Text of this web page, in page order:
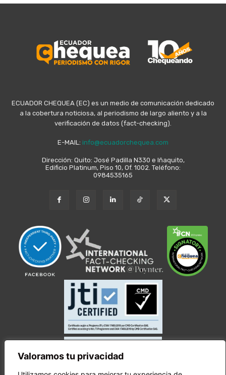
Valoramos tu privacidad
ECUADOR CHEQUEA (EC) es un medio de comunicación dedicado
a la cobertura noticiosa, al periodismo de largo aliento y a la
verificación de datos (fact-checking).
E-MAIL: info@ecuadorchequea.com
Dirección: Quito: José Padilla N330 e Iñaquito,
Edificio Platinum, Piso 10, Of. 1002. Teléfono:
0984535165